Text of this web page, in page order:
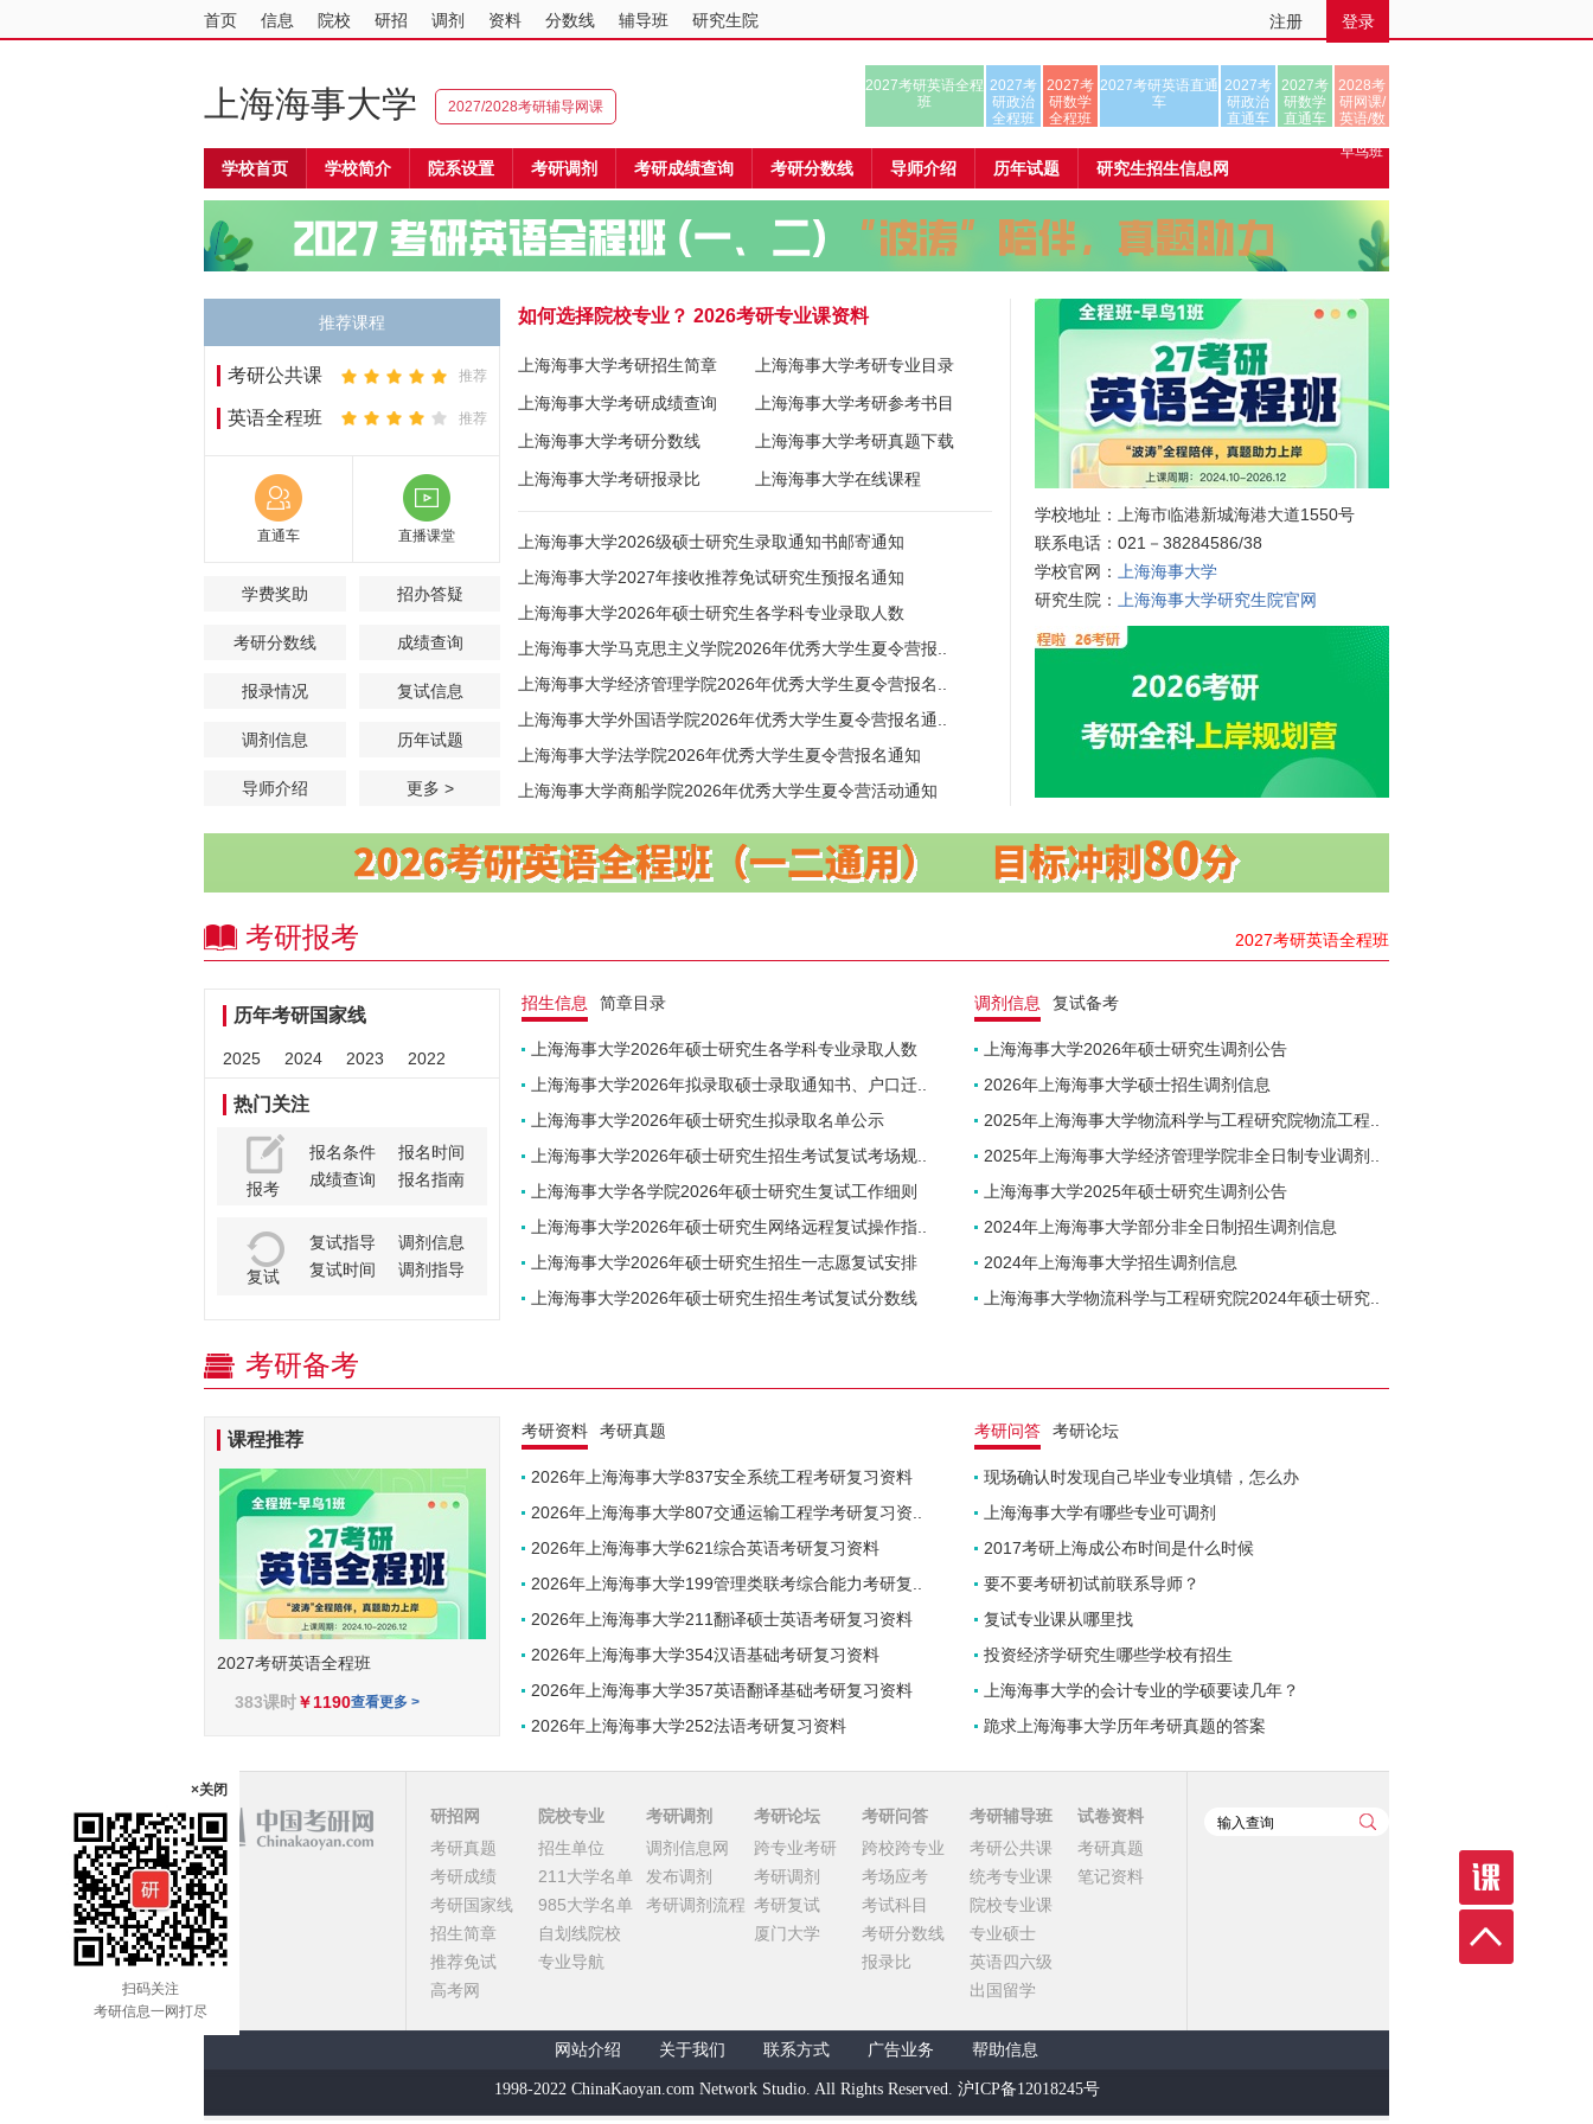
首页 信息 院校 研招 调剂 资料 分数线 辅导班 研究生院 注册 登录
上海海事大学 2027/2028考研辅导网课
2027考研英语全程
班
2027考
研政治
全程班
2027考
研数学
全程班
2027考研英语直通
车
2027考
研政治
直通车
2027考
研数学
直通车
2028考
研网课/
英语/数
早鸟班
学校首页 学校简介 院系设置 考研调剂 考研成绩查询 考研分数线 导师介绍 历年试题 研究生招生信息网
推荐课程
考研公共课 推荐
英语全程班 推荐
直通车 直播课堂
学费奖助 招办答疑
考研分数线 成绩查询
报录情况 复试信息
调剂信息 历年试题
导师介绍 更多 >
如何选择院校专业？ 2026考研专业课资料
上海海事大学考研招生简章
上海海事大学考研专业目录
上海海事大学考研成绩查询
上海海事大学考研参考书目
上海海事大学考研分数线
上海海事大学考研真题下载
上海海事大学考研报录比
上海海事大学在线课程
上海海事大学2026级硕士研究生录取通知书邮寄通知
上海海事大学2027年接收推荐免试研究生预报名通知
上海海事大学2026年硕士研究生各学科专业录取人数
上海海事大学马克思主义学院2026年优秀大学生夏令营报..
上海海事大学经济管理学院2026年优秀大学生夏令营报名..
上海海事大学外国语学院2026年优秀大学生夏令营报名通..
上海海事大学法学院2026年优秀大学生夏令营报名通知
上海海事大学商船学院2026年优秀大学生夏令营活动通知
学校地址：上海市临港新城海港大道1550号
联系电话：021－38284586/38
学校官网：
上海海事大学
研究生院：
上海海事大学研究生院官网
考研报考 2027考研英语全程班
历年考研国家线
2025 2024 2023 2022
热门关注
报考
报名条件
报名时间
成绩查询
报名指南
复试
复试指导
调剂信息
复试时间
调剂指导
招生信息 简章目录
上海海事大学2026年硕士研究生各学科专业录取人数
上海海事大学2026年拟录取硕士录取通知书、户口迁..
上海海事大学2026年硕士研究生拟录取名单公示
上海海事大学2026年硕士研究生招生考试复试考场规..
上海海事大学各学院2026年硕士研究生复试工作细则
上海海事大学2026年硕士研究生网络远程复试操作指..
上海海事大学2026年硕士研究生招生一志愿复试安排
上海海事大学2026年硕士研究生招生考试复试分数线
调剂信息 复试备考
上海海事大学2026年硕士研究生调剂公告
2026年上海海事大学硕士招生调剂信息
2025年上海海事大学物流科学与工程研究院物流工程..
2025年上海海事大学经济管理学院非全日制专业调剂..
上海海事大学2025年硕士研究生调剂公告
2024年上海海事大学部分非全日制招生调剂信息
2024年上海海事大学招生调剂信息
上海海事大学物流科学与工程研究院2024年硕士研究..
考研备考
课程推荐
2027考研英语全程班
￥1190
383课时 查看更多 >
考研资料 考研真题
2026年上海海事大学837安全系统工程考研复习资料
2026年上海海事大学807交通运输工程学考研复习资..
2026年上海海事大学621综合英语考研复习资料
2026年上海海事大学199管理类联考综合能力考研复..
2026年上海海事大学211翻译硕士英语考研复习资料
2026年上海海事大学354汉语基础考研复习资料
2026年上海海事大学357英语翻译基础考研复习资料
2026年上海海事大学252法语考研复习资料
考研问答 考研论坛
现场确认时发现自己毕业专业填错，怎么办
上海海事大学有哪些专业可调剂
2017考研上海成公布时间是什么时候
要不要考研初试前联系导师？
复试专业课从哪里找
投资经济学研究生哪些学校有招生
上海海事大学的会计专业的学硕要读几年？
跪求上海海事大学历年考研真题的答案
课程
顶部
研招网
考研真题
考研成绩
考研国家线
招生简章
推荐免试
高考网
院校专业
招生单位
211大学名单
985大学名单
自划线院校
专业导航
考研调剂
调剂信息网
发布调剂
考研调剂流程
考研论坛
跨专业考研
考研调剂
考研复试
厦门大学
考研问答
跨校跨专业
考场应考
考试科目
考研分数线
报录比
考研辅导班
考研公共课
统考专业课
院校专业课
专业硕士
英语四六级
出国留学
试卷资料
考研真题
笔记资料
×关闭
扫码关注
考研信息一网打尽
网站介绍 关于我们 联系方式 广告业务 帮助信息
1998-2022 ChinaKaoyan.com Network Studio. All Rights Reserved. 沪ICP备12018245号